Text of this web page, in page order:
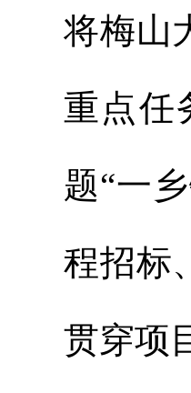
将梅山
重点任
题“一
程招标
贯穿项